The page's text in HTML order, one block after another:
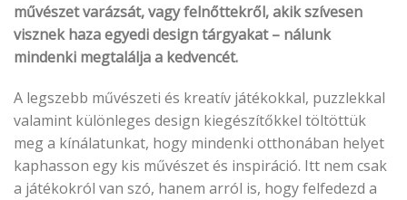
művészet varázsát, vagy felnőttekről, akik szívesen
visznek haza egyedi design tárgyakat – nálunk
mindenki megtalálja a kedvencét.
A legszebb művészeti és kreatív játékokkal, puzzlekkal
valamint különleges design kiegészítőkkel töltöttük
meg a kínálatunkat, hogy mindenki otthonában helyet
kaphasson egy kis művészet és inspiráció. Itt nem csak
a játékokról van szó, hanem arról is, hogy felfedezd a